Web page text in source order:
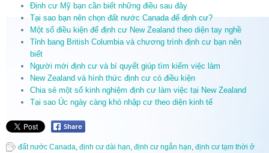
Định cư Mỹ bạn cần biết những điều sau đây
Tại sao bạn nên chọn đất nước Canada để định cư?
Một số điều kiện để định cư New Zealand theo diện tay nghề
Tỉnh bang British Columbia và chương trình định cư bạn nên
biết
Người mới định cư và bí quyết giúp tìm kiếm việc làm
New Zealand và hình thức định cư có điều kiện
Chia sẻ một số kinh nghiệm định cư làm việc tại New Zealand
Tại sao Úc ngày càng khó nhập cư theo diện kinh tế
đất nước Canada, định cư dài hạn, định cư ngắn hạn, định cư tạm thời ở